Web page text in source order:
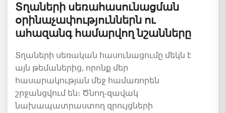
Տղաների սեռահասունացման
օրինաչափություններն ու
ահազանգ համարվող նշանները
Տղաների սեռական հասունացումը մեկն է
այն թեմաներից, որոնք մեր
հասարակության մեջ համառորեն
շրջանցվում են։ Ծնող-զավակ
նախապատրաստող զրույցների